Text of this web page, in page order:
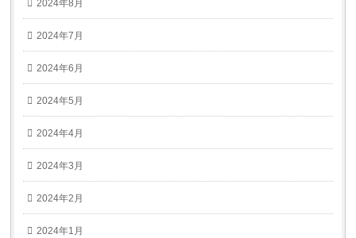
2024年8月
2024年7月
2024年6月
2024年5月
2024年4月
2024年3月
2024年2月
2024年1月